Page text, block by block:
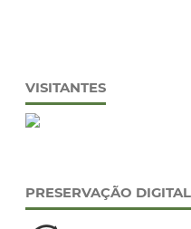
VISITANTES
PRESERVAÇÃO DIGITAL